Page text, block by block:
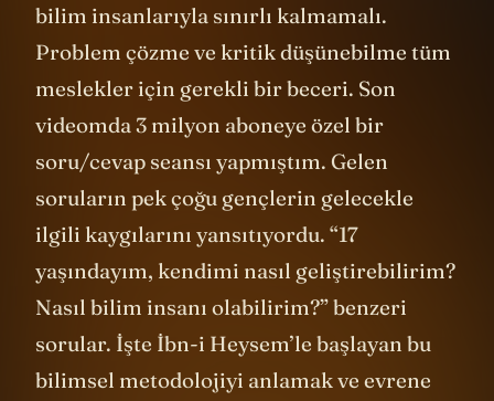
bilim insanlarıyla sınırlı kalmamalı.
Problem çözme ve kritik düşünebilme tüm
meslekler için gerekli bir beceri. Son
videomda 3 milyon aboneye özel bir
soru/cevap seansı yapmıştım. Gelen
soruların pek çoğu gençlerin gelecekle
ilgili kaygılarını yansıtıyordu. “17
yaşındayım, kendimi nasıl geliştirebilirim?
Nasıl bilim insanı olabilirim?” benzeri
sorular. İşte İbn-i Heysem’le başlayan bu
bilimsel metodolojiyi anlamak ve evrene